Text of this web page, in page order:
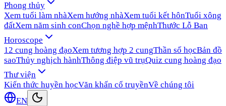
Phong thủy
Xem tuổi làm nhàXem hướng nhàXem tuổi kết hônTuổi xông
đấtXem năm sinh conChọn nghề hợp mệnhThước Lỗ Ban
Horoscope
12 cung hoàng đạoXem tương hợp 2 cungThần số họcBản đồ
saoThủy nghịch hànhThông điệp vũ trụQuiz cung hoàng đạo
Thư viện
Kiến thức huyền họcVăn khấn cổ truyềnVề chúng tôi
EN